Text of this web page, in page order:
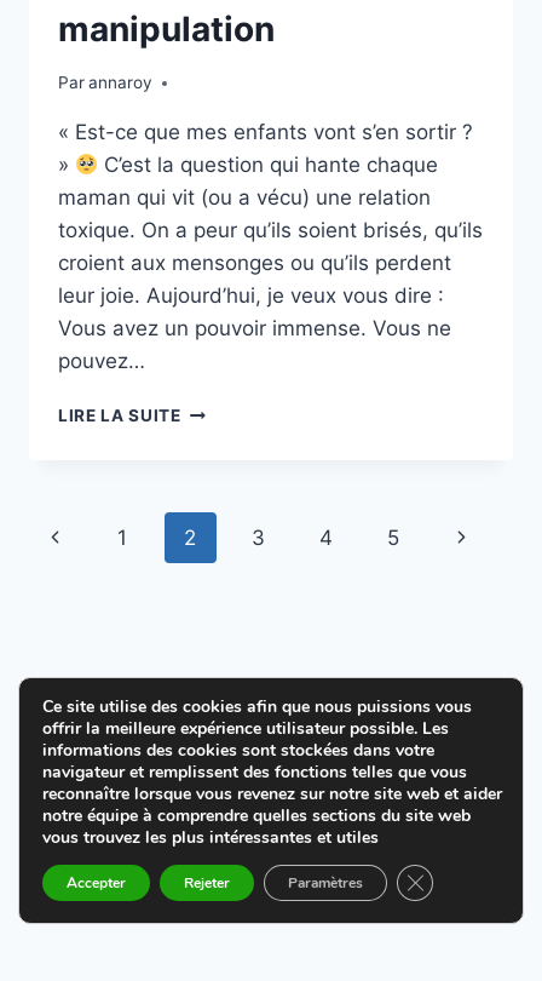
manipulation
Parannaroy
« Est-ce que mes enfants vont s’en sortir ?
»
C’est la question qui hante chaque
maman qui vit (ou a vécu) une relation
toxique. On a peur qu’ils soient brisés, qu’ils
croient aux mensonges ou qu’ils perdent
leur joie. Aujourd’hui, je veux vous dire :
Vous avez un pouvoir immense. Vous ne
pouvez…
LIRE LA SUITEÉPISODE
SON
ENFANT
FACE
Navigation
Page
1 2 3 4 5
Page
© 2026 Cultiver la joie en Dieu - Thème
WordPress parKadence WP
Politique de confidentialité
Conditions Générales de vente
Ce site utilise des cookies afin que nous puissions vous
offrir la meilleure expérience utilisateur possible. Les
informations des cookies sont stockées dans votre
navigateur et remplissent des fonctions telles que vous
reconnaître lorsque vous revenez sur notre site web et aider
notre équipe à comprendre quelles sections du site web
vous trouvez les plus intéressantes et utiles
Accepter Rejeter Paramètres Fermer la